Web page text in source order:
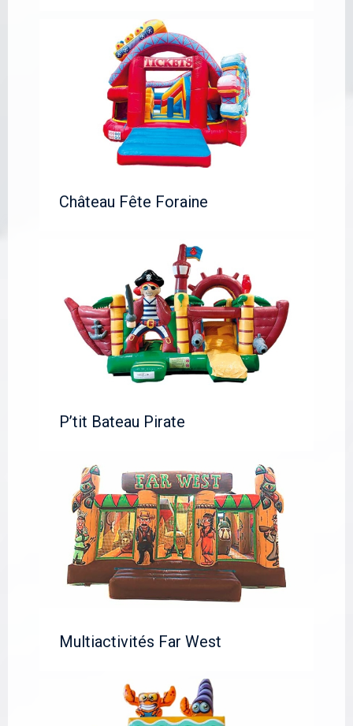
Château Fête Foraine
P’tit Bateau Pirate
Multiactivités Far West